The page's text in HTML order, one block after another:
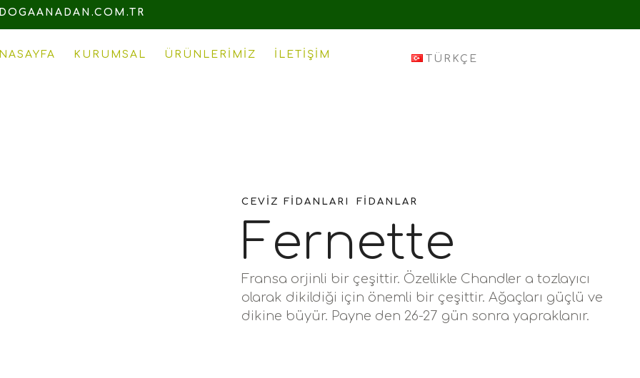
KURUMSAL ÜRÜNLERIMIZ İLETIŞIM TÜRKÇE
CEVIZ FIDANLARI FIDANLAR
Fernette
Fransa orjinli bir çeşittir. Özellikle Chandler a tozlayıcı
olarak dikildiği için önemli bir çeşittir. Ağaçları güçlü ve
dikine büyür. Payne den 26-27 gün sonra yapraklanır.